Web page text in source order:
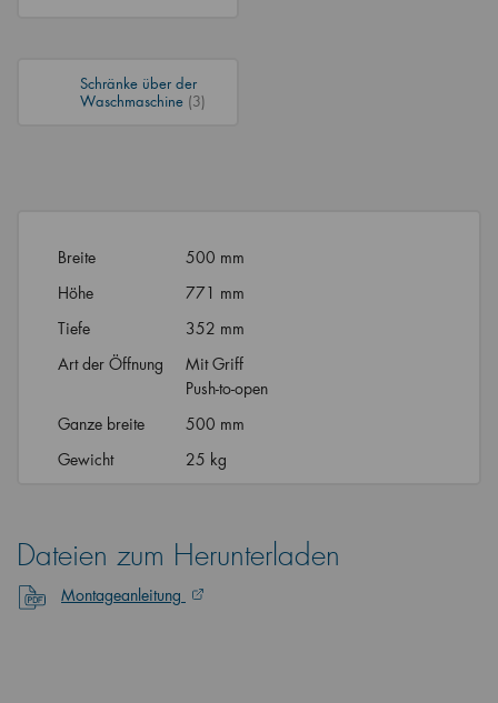
Schränke über der
Waschmaschine (3)
Breite
500 mm
Höhe
771 mm
Tiefe
352 mm
Art der Öffnung
Mit Griff
Push-to-open
Ganze breite
500 mm
Gewicht
25 kg
Dateien zum Herunterladen
Montageanleitung